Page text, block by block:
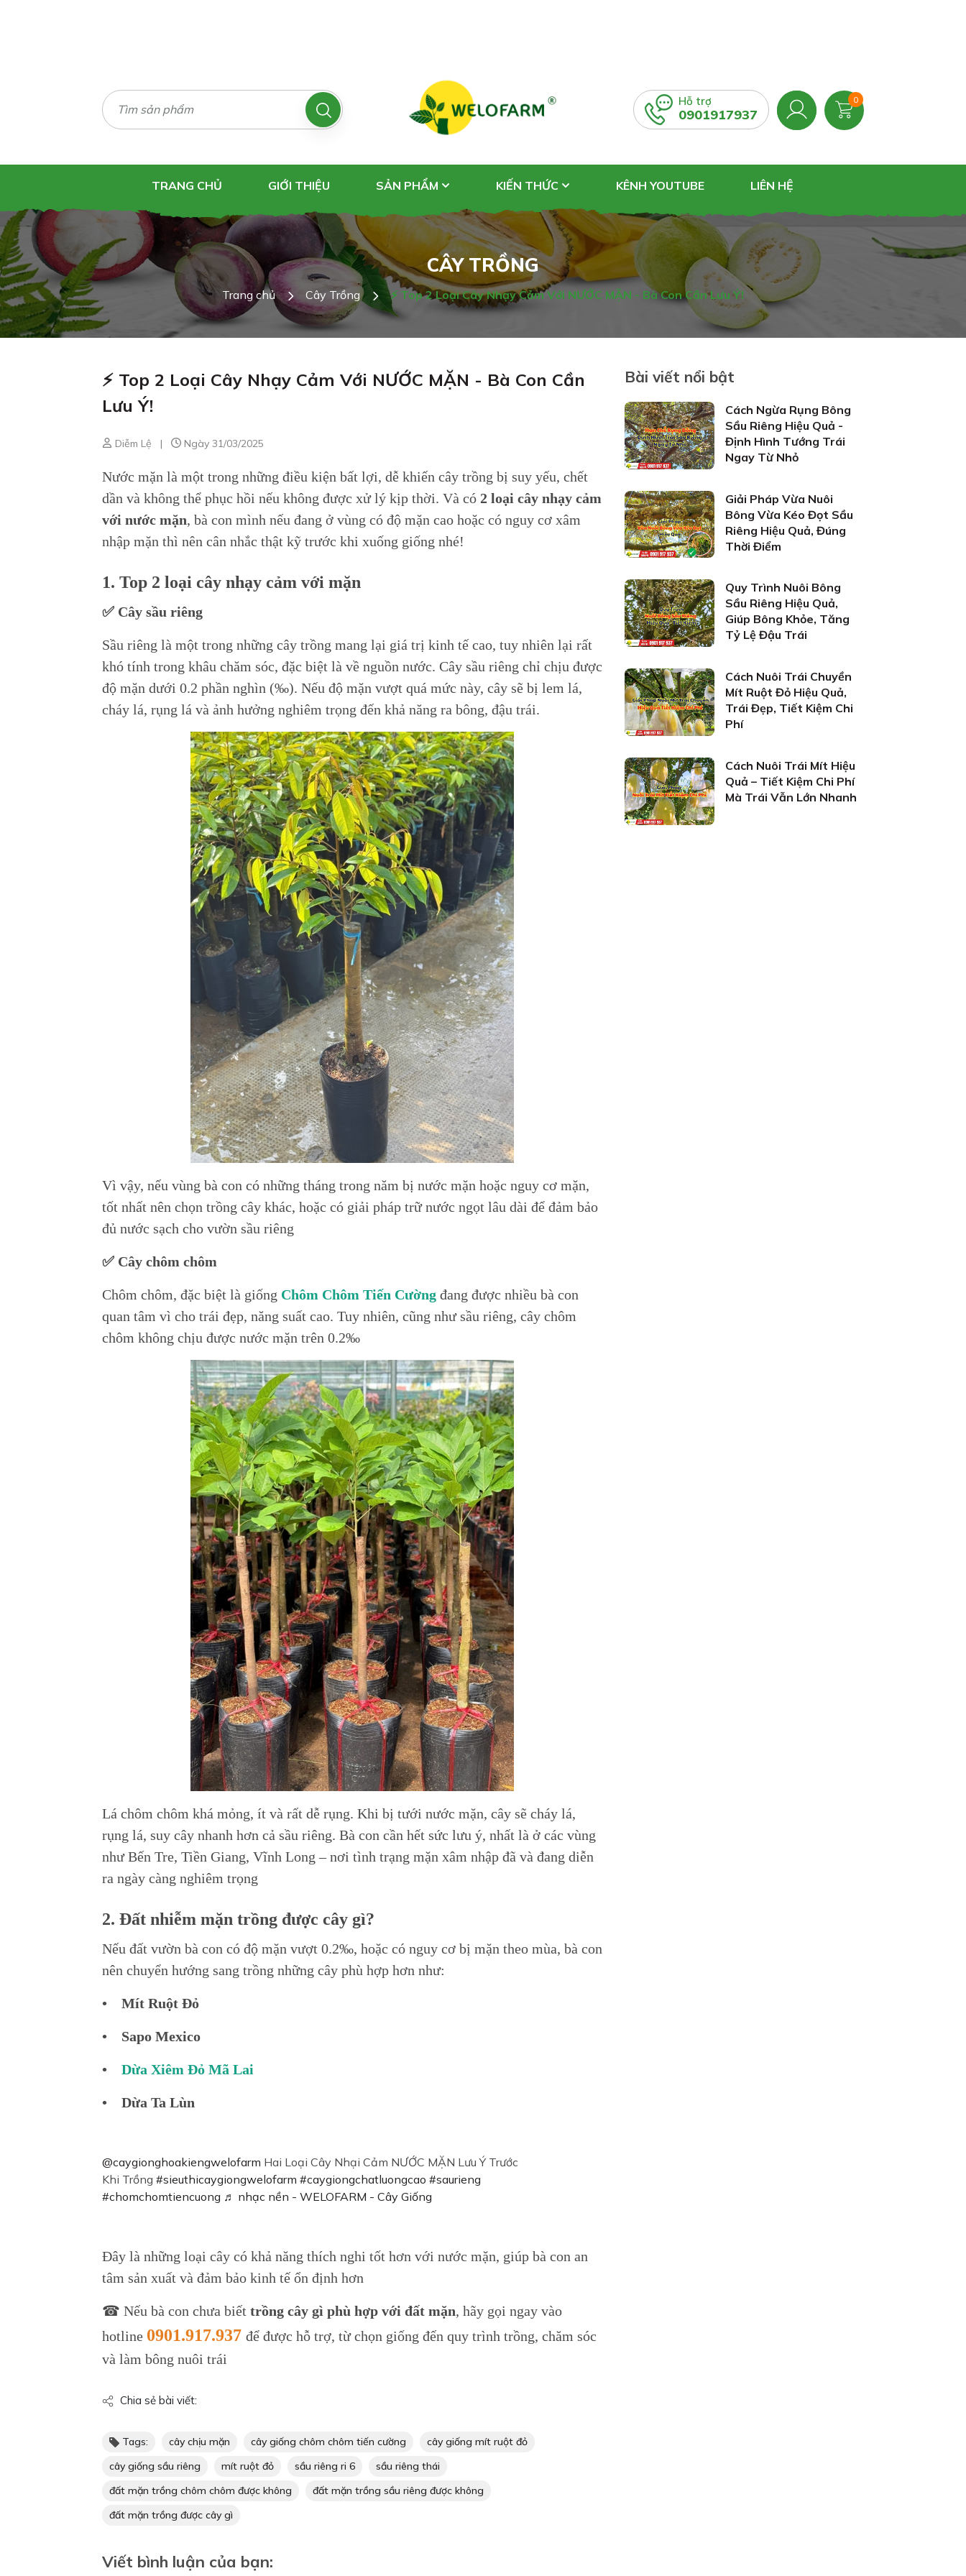
Hỗ trợ
0901917937
0
TRANG CHỦ GIỚI THIỆU SẢN PHẨM KIẾN THỨC KÊNH YOUTUBE LIÊN HỆ
CÂY TRỒNG
Trang chủ Cây Trồng ⚡ Top 2 Loại Cây Nhạy Cảm Với NƯỚC MẶN - Bà Con Cần Lưu Ý!
⚡ Top 2 Loại Cây Nhạy Cảm Với NƯỚC MẶN - Bà Con Cần
Lưu Ý!
Diễm Lệ | Ngày 31/03/2025
Nước mặn là một trong những điều kiện bất lợi, dễ khiến cây trồng bị suy yếu, chết
dần và không thể phục hồi nếu không được xử lý kịp thời. Và có 2 loại cây nhạy cảm
với nước mặn, bà con mình nếu đang ở vùng có độ mặn cao hoặc có nguy cơ xâm
nhập mặn thì nên cân nhắc thật kỹ trước khi xuống giống nhé!
1. Top 2 loại cây nhạy cảm với mặn
✅ Cây sầu riêng
Sầu riêng là một trong những cây trồng mang lại giá trị kinh tế cao, tuy nhiên lại rất
khó tính trong khâu chăm sóc, đặc biệt là về nguồn nước. Cây sầu riêng chỉ chịu được
độ mặn dưới 0.2 phần nghìn (‰). Nếu độ mặn vượt quá mức này, cây sẽ bị lem lá,
cháy lá, rụng lá và ảnh hưởng nghiêm trọng đến khả năng ra bông, đậu trái.
Vì vậy, nếu vùng bà con có những tháng trong năm bị nước mặn hoặc nguy cơ mặn,
tốt nhất nên chọn trồng cây khác, hoặc có giải pháp trữ nước ngọt lâu dài để đảm bảo
đủ nước sạch cho vườn sầu riêng
✅ Cây chôm chôm
Chôm chôm, đặc biệt là giống Chôm Chôm Tiến Cường đang được nhiều bà con
quan tâm vì cho trái đẹp, năng suất cao. Tuy nhiên, cũng như sầu riêng, cây chôm
chôm không chịu được nước mặn trên 0.2‰
Lá chôm chôm khá mỏng, ít và rất dễ rụng. Khi bị tưới nước mặn, cây sẽ cháy lá,
rụng lá, suy cây nhanh hơn cả sầu riêng. Bà con cần hết sức lưu ý, nhất là ở các vùng
như Bến Tre, Tiền Giang, Vĩnh Long – nơi tình trạng mặn xâm nhập đã và đang diễn
ra ngày càng nghiêm trọng
2. Đất nhiễm mặn trồng được cây gì?
Nếu đất vườn bà con có độ mặn vượt 0.2‰, hoặc có nguy cơ bị mặn theo mùa, bà con
nên chuyển hướng sang trồng những cây phù hợp hơn như:
• Mít Ruột Đỏ
• Sapo Mexico
• Dừa Xiêm Đỏ Mã Lai
• Dừa Ta Lùn
@caygionghoakiengwelofarm Hai Loại Cây Nhại Cảm NƯỚC MẶN Lưu Ý Trước
Khi Trồng #sieuthicaygiongwelofarm #caygiongchatluongcao #saurieng
#chomchomtiencuong ♬ nhạc nền - WELOFARM - Cây Giống
Đây là những loại cây có khả năng thích nghi tốt hơn với nước mặn, giúp bà con an
tâm sản xuất và đảm bảo kinh tế ổn định hơn
☎ Nếu bà con chưa biết trồng cây gì phù hợp với đất mặn, hãy gọi ngay vào
hotline 0901.917.937 để được hỗ trợ, từ chọn giống đến quy trình trồng, chăm sóc
và làm bông nuôi trái
Chia sẻ bài viết:
Tags: cây chịu mặn cây giống chôm chôm tiến cường
cây giống mít ruột đỏ
cây giống sầu riêng
mít ruột đỏ sầu riêng ri 6
sầu riêng thái
đất mặn trồng chôm chôm được không
đất mặn trồng sầu riêng được không
đất mặn trồng được cây gì
Viết bình luận của bạn:
Bài viết nổi bật
Cách Ngừa Rụng Bông
Sầu Riêng Hiệu Quả -
Định Hình Tướng Trái
Ngay Từ Nhỏ
Giải Pháp Vừa Nuôi
Bông Vừa Kéo Đọt Sầu
Riêng Hiệu Quả, Đúng
Thời Điểm
Quy Trình Nuôi Bông
Sầu Riêng Hiệu Quả,
Giúp Bông Khỏe, Tăng
Tỷ Lệ Đậu Trái
Cách Nuôi Trái Chuyền
Mít Ruột Đỏ Hiệu Quả,
Trái Đẹp, Tiết Kiệm Chi
Phí
Cách Nuôi Trái Mít Hiệu
Quả – Tiết Kiệm Chi Phí
Mà Trái Vẫn Lớn Nhanh